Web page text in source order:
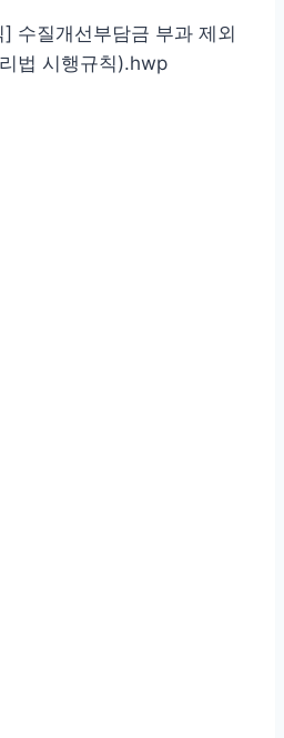
수질개선부담금 부과 제외
법 시행규칙).hwp